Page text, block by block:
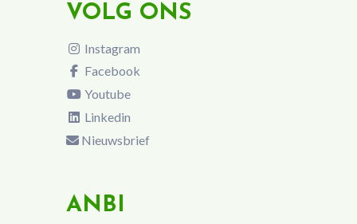
VOLG ONS
Instagram
Facebook
Youtube
Linkedin
Nieuwsbrief
ANBI